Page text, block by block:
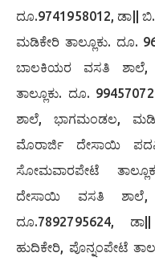
ದೂ.9741958012, ಡಾ||
ಮಡಿಕೇರಿ ತಾಲ್ಲೂಕು. ದೂ.
ಬಾಲಕಿಯರ ವಸತಿ ಶಾಲೆ,
ತಾಲ್ಲೂಕು. ದೂ.
ಶಾಲೆ, ಭಾಗಮಂಡಲ,
ಮೊರಾರ್ಜಿ ದೇಸಾಯಿ
ಸೋಮವಾರಪೇಟೆ
ದೇಸಾಯಿ ವಸತಿ ಶಾಲೆ,
ದೂ.7892795624,
ಹುದಿಕೇರಿ, ಪೊನ್ನಂಪೇಟೆ